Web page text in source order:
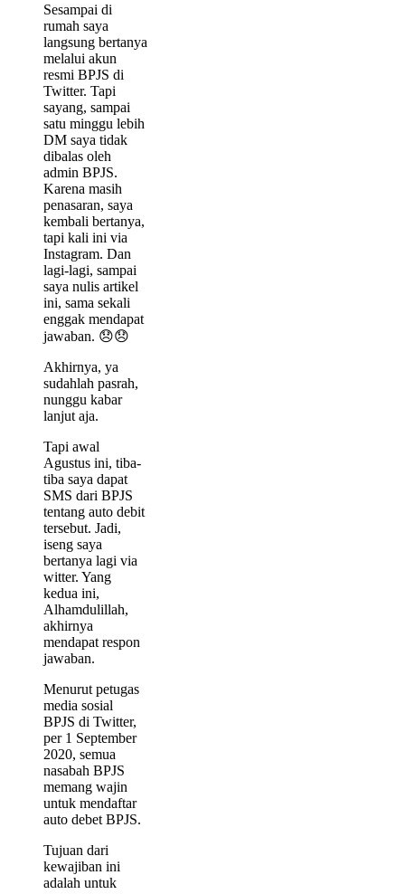
Sesampai di
rumah saya
langsung bertanya
melalui akun
resmi BPJS di
Twitter. Tapi
sayang, sampai
satu minggu lebih
DM saya tidak
dibalas oleh
admin BPJS.
Karena masih
penasaran, saya
kembali bertanya,
tapi kali ini via
Instagram. Dan
lagi-lagi, sampai
saya nulis artikel
ini, sama sekali
enggak mendapat
jawaban. 😞😞
Akhirnya, ya
sudahlah pasrah,
nunggu kabar
lanjut aja.
Tapi awal
Agustus ini, tiba-
tiba saya dapat
SMS dari BPJS
tentang auto debit
tersebut. Jadi,
iseng saya
bertanya lagi via
witter. Yang
kedua ini,
Alhamdulillah,
akhirnya
mendapat respon
jawaban.
Menurut petugas
media sosial
BPJS di Twitter,
per 1 September
2020, semua
nasabah BPJS
memang wajin
untuk mendaftar
auto debet BPJS.
Tujuan dari
kewajiban ini
adalah untuk